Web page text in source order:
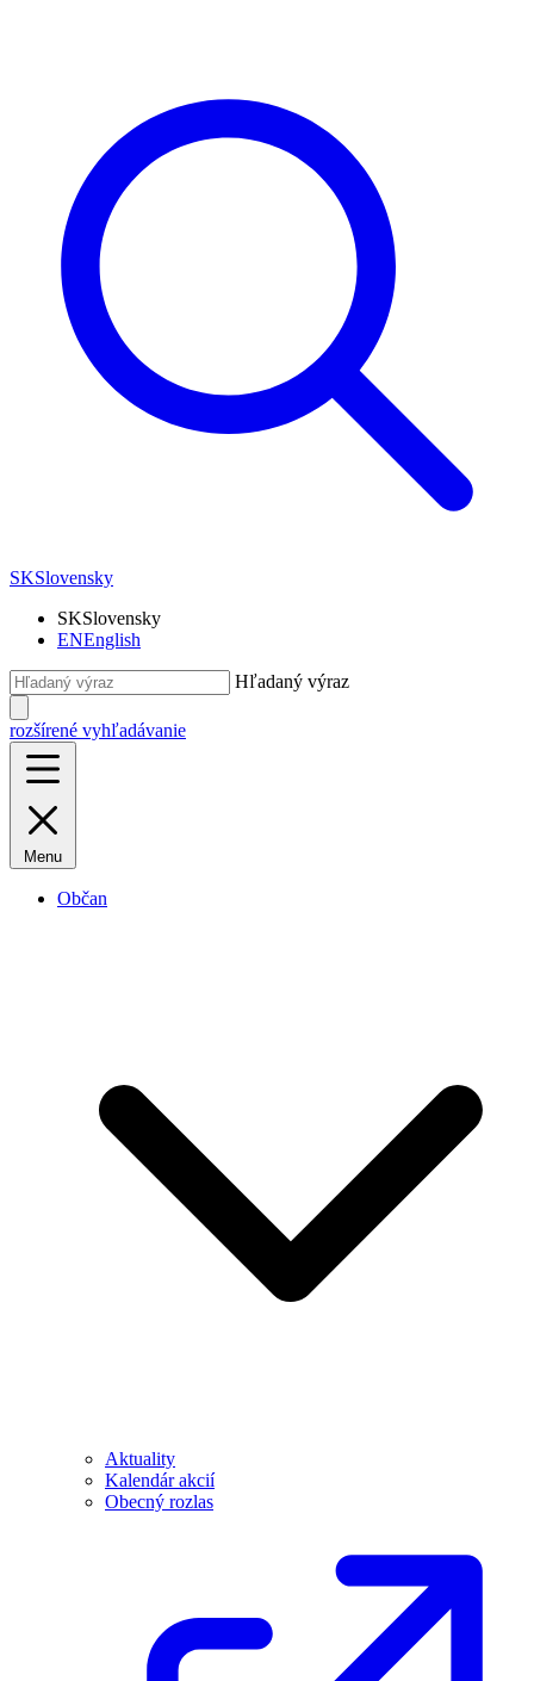
SKSlovensky
SKSlovensky
ENEnglish
Hľadaný výraz
rozšírené vyhľadávanie
Menu
Občan
Aktuality
Kalendár akcií
Obecný rozlas